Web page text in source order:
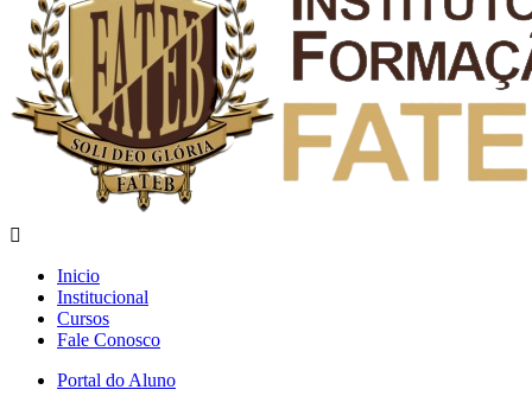
Inicio
Institucional
Cursos
Fale Conosco
Portal do Aluno